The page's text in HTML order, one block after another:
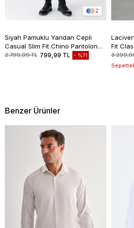
2
Siyah Pamuklu Yandan Cepli
Casual Slim Fit Chino Pantolon
1003235117
2.799,99 TL 799,99 TL %71
Fit
Benzer Ürünler